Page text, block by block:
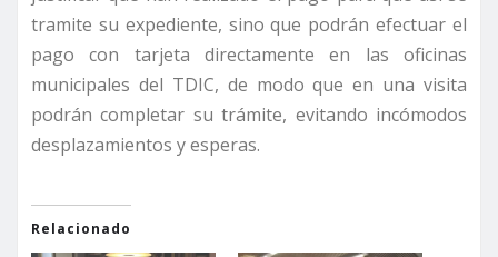
tramite su expediente, sino que podrán efectuar el
pago con tarjeta directamente en las oficinas
municipales del TDIC, de modo que en una visita
podrán completar su trámite, evitando incómodos
desplazamientos y esperas.
Relacionado